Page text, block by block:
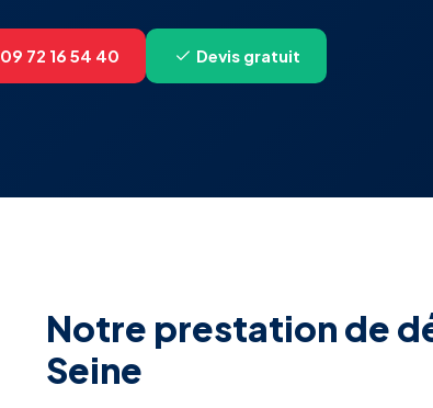
09 72 16 54 40 Devis gratuit
Notre prestation de
Seine